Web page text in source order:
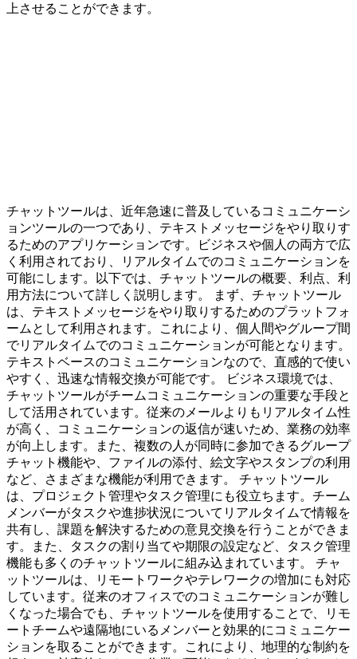
上させることができます。
チャットツールは、近年急速に普及しているコミュニケーシ
ョンツールの一つであり、テキストメッセージをやり取りす
るためのアプリケーションです。ビジネスや個人の両方で広
く利用されており、リアルタイムでのコミュニケーションを
可能にします。以下では、チャットツールの概要、利点、利
用方法について詳しく説明します。 まず、チャットツール
は、テキストメッセージをやり取りするためのプラットフォ
ームとして利用されます。これにより、個人間やグループ間
でリアルタイムでのコミュニケーションが可能となります。
テキストベースのコミュニケーションなので、直感的で使い
やすく、迅速な情報交換が可能です。 ビジネス環境では、
チャットツールがチームコミュニケーションの重要な手段と
して活用されています。従来のメールよりもリアルタイム性
が高く、コミュニケーションの返信が速いため、業務の効率
が向上します。また、複数の人が同時に参加できるグループ
チャット機能や、ファイルの添付、絵文字やスタンプの利用
など、さまざまな機能が利用できます。 チャットツール
は、プロジェクト管理やタスク管理にも役立ちます。チーム
メンバーがタスクや進捗状況についてリアルタイムで情報を
共有し、課題を解決するための意見交換を行うことができま
す。また、タスクの割り当てや期限の設定など、タスク管理
機能も多くのチャットツールに組み込まれています。 チャ
ットツールは、リモートワークやテレワークの増加にも対応
しています。従来のオフィスでのコミュニケーションが難し
くなった場合でも、チャットツールを使用することで、リモ
ートチームや遠隔地にいるメンバーと効果的にコミュニケー
ションを取ることができます。これにより、地理的な制約を